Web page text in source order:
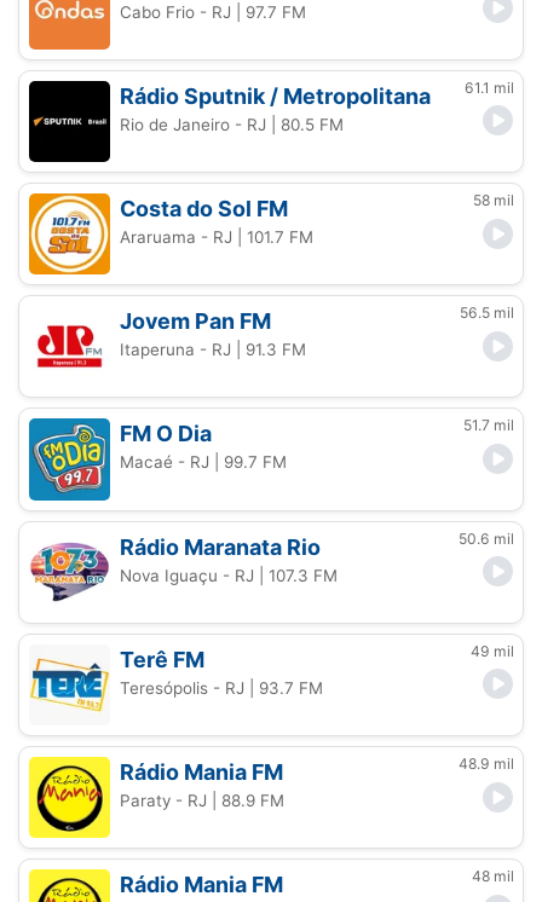
Cabo Frio - RJ | 97.7 FM
Rádio Sputnik / Metropolitana 61.1 mil
Rio de Janeiro - RJ | 80.5 FM
Costa do Sol FM 58 mil
Araruama - RJ | 101.7 FM
Jovem Pan FM 56.5 mil
Itaperuna - RJ | 91.3 FM
FM O Dia 51.7 mil
Macaé - RJ | 99.7 FM
Rádio Maranata Rio 50.6 mil
Nova Iguaçu - RJ | 107.3 FM
Terê FM 49 mil
Teresópolis - RJ | 93.7 FM
Rádio Mania FM 48.9 mil
Paraty - RJ | 88.9 FM
Rádio Mania FM 48 mil